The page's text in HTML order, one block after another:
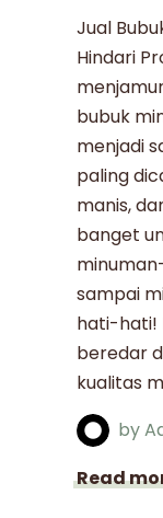
Jual
Hindari
bubuk
menjadi
paling
manis,
banget
sampai
hati-hati!
beredar
kualitas
by
Read